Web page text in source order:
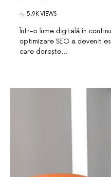
5.9K VIEWS
Într-o lume digitală în
optimizare SEO a devenit
care dorește…